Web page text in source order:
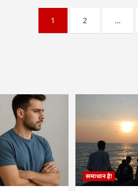
1 2 …
समाधान है!